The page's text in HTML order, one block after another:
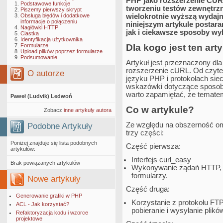
Podstawowe funkcje
Piszemy pierwszy skrypt
Obsługa błędów i dodatkowe
informacje o połączeniu
Nagłówki HTTP
Ciastka
Identyfikacja użytkownika
Formularze
Upload plików poprzez formularze
Podsumowanie
O autorze
Paweł (Ludvik) Ledwoń
Zobacz inne artykuły autora
Podobne Artykuły
Poniżej znajduje się lista podobnych
artykułów:
Brak powiązanych artykułów
Nowe artykuły
Generowanie grafiki w PHP
ACL - Jak korzystać?
Refaktoryzacja kodu i wzorce
projektowe
tworzeniu testów
wielokrotnie wyższą
niniejszym artykule
jak i ciekawsze sposoby
Dla kogo jest ten
Artykuł jest przeznaczony
rozszerzenie cURL. Od
języku PHP i protokołach
wskazówki dotyczące
warto zapamiętać, że
Co w artykule?
Ze względu na obszerność
trzy części:
Część pierwsza:
Interfejs curl_easy
Wykonywanie żądań HTTP,
formularzy.
Część druga:
Korzystanie z protokołu
pobieranie i wysyłanie